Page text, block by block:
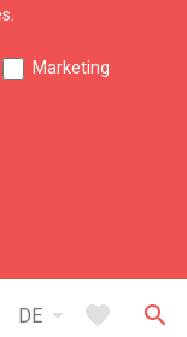
Marketing
DE arrow_drop_down favorite search